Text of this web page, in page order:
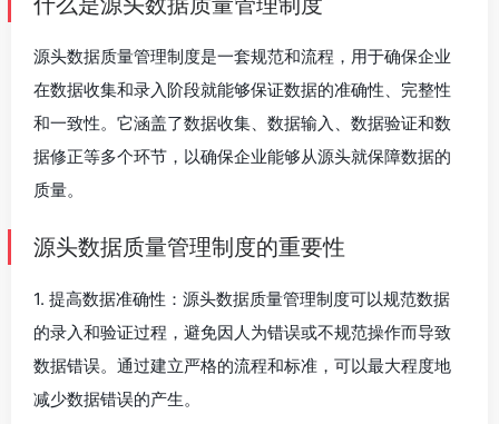
源头数据质量管理制度是一套规范和流程，用于确保企业
在数据收集和录入阶段就能够保证数据的准确性、完整性
和一致性。它涵盖了数据收集、数据输入、数据验证和数
据修正等多个环节，以确保企业能够从源头就保障数据的
质量。
源头数据质量管理制度的重要性
1. 提高数据准确性：源头数据质量管理制度可以规范数据
的录入和验证过程，避免因人为错误或不规范操作而导致
数据错误。通过建立严格的流程和标准，可以最大程度地
减少数据错误的产生。